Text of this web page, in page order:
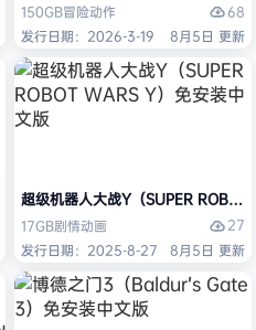
150GB冒险动作
68
发行日期：2026-3-19
8月5日 更新
超级机器人大战Y（SUPER
17GB剧情动画
27
发行日期：2025-8-27
8月5日 更新